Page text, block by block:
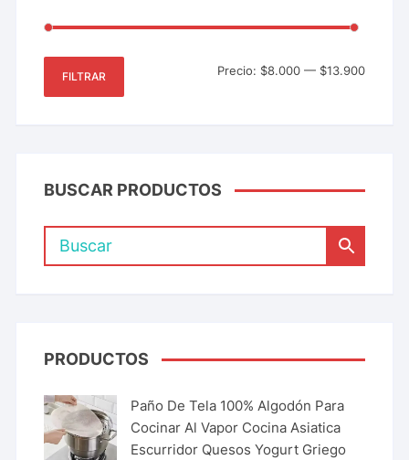
FILTRAR Precio: $8.000— $13.900
BUSCAR PRODUCTOS
PRODUCTOS
Paño De Tela 100% Algodón Para
Cocinar Al Vapor Cocina Asiatica
Escurridor Quesos Yogurt Griego